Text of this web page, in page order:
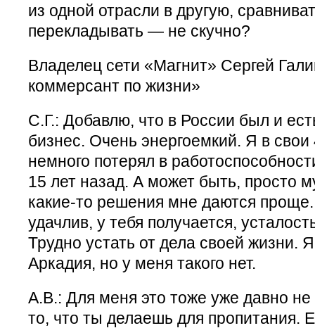
из одной отрасли в другую,
перекладывать — не скучно?
Владелец сети «Магнит» Сергей
коммерсант по жизни»
С.Г.: Добавлю, что в России был и
бизнес. Очень энергоемкий. Я в свои
немного потерял в
15 лет назад. А может быть, просто
какие-то решения мне даются
удачлив, у тебя получается,
Трудно устать от дела своей жизни.
Аркадия, но у меня такого нет.
А.В.: Для меня это тоже уже давно
то, что ты делаешь для пропитания.